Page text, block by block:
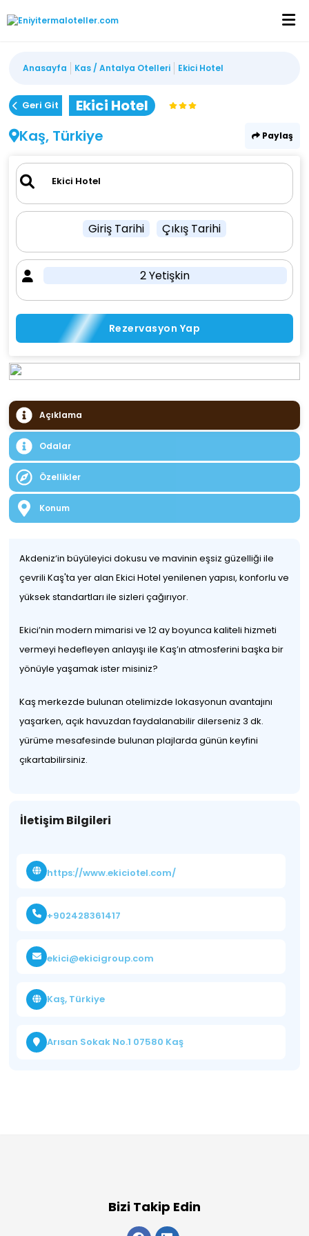
Anasayfa Kas / Antalya Otelleri Ekici Hotel
Geri Git
Ekici Hotel
Kaş, Türkiye
Paylaş
Giriş Tarihi Çıkış Tarihi
2 Yetişkin
Rezervasyon Yap
Açıklama
Odalar
Özellikler
Konum
Akdeniz‘in büyüleyici dokusu ve mavinin eşsiz güzelliği ile
çevrili Kaş'ta yer alan Ekici Hotel yenilenen yapısı, konforlu ve
yüksek standartları ile sizleri çağırıyor.
Ekici’nin modern mimarisi ve 12 ay boyunca kaliteli hizmeti
vermeyi hedefleyen anlayışı ile Kaş’ın atmosferini başka bir
yönüyle yaşamak ister misiniz?
Kaş merkezde bulunan otelimizde lokasyonun avantajını
yaşarken, açık havuzdan faydalanabilir dilerseniz 3 dk.
yürüme mesafesinde bulunan plajlarda günün keyfini
çıkartabilirsiniz.
İletişim Bilgileri
https://www.ekiciotel.com/
+902428361417
ekici@ekicigroup.com
Kaş, Türkiye
Arısan Sokak No.1 07580 Kaş
Bizi Takip Edin